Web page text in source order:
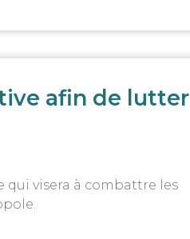
afin de lutter
qui visera à combattre les